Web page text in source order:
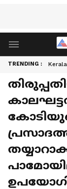
TRENDING :